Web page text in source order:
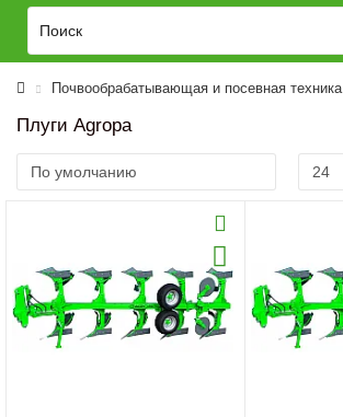
Почвообрабатывающая и посевная техника
Плуги Agropa